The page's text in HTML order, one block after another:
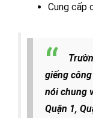
Cung cấp
giếng
nói chung
Quận 1,